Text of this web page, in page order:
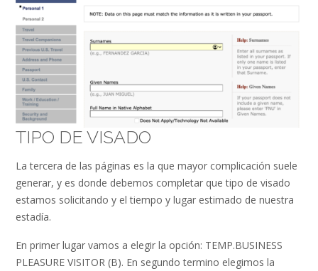
TIPO DE VISADO
La tercera de las páginas es la que mayor complicación suele
generar, y es donde debemos completar que tipo de visado
estamos solicitando y el tiempo y lugar estimado de nuestra
estadía.
En primer lugar vamos a elegir la opción: TEMP.BUSINESS
PLEASURE VISITOR (B). En segundo termino elegimos la